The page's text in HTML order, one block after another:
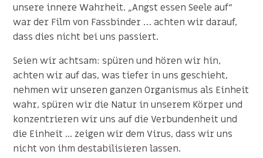
unsere innere Wahrheit. „Angst essen Seele auf“
war der Film von Fassbinder … achten wir darauf,
dass dies nicht bei uns passiert.
Seien wir achtsam: spüren und hören wir hin,
achten wir auf das, was tiefer in uns geschieht,
nehmen wir unseren ganzen Organismus als Einheit
wahr, spüren wir die Natur in unserem Körper und
konzentrieren wir uns auf die Verbundenheit und
die Einheit ... zeigen wir dem Virus, dass wir uns
nicht von ihm destabilisieren lassen.